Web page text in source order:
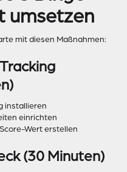
umsetzen
mit diesen Maßnahmen:
installieren
einrichten
Wert erstellen
(30 Minuten)